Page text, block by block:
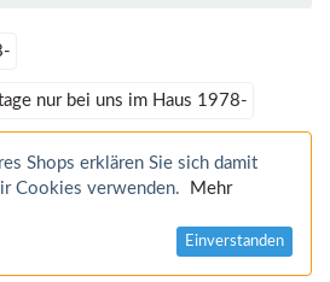
nur bei uns im Haus 1978-
Shops erklären Sie sich damit
Cookies verwenden.
Mehr
Einverstanden